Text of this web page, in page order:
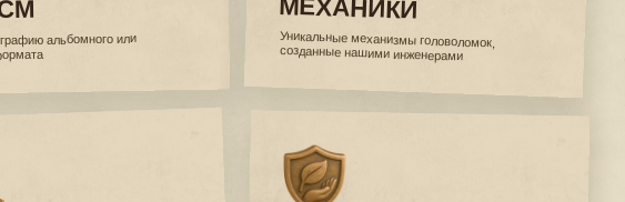
Каждая деталь тактильно приятная,
БЕЗОПАСНЫЕ